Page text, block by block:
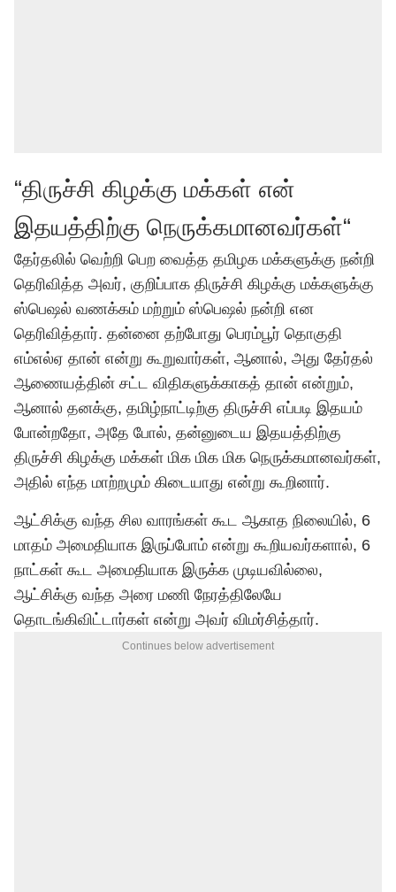
“திருச்சி கிழக்கு மக்கள் என்
இதயத்திற்கு நெருக்கமானவர்கள்“
தேர்தலில் வெற்றி பெற வைத்த தமிழக மக்களுக்கு நன்றி
தெரிவித்த அவர், குறிப்பாக திருச்சி கிழக்கு மக்களுக்கு
ஸ்பெஷல் வணக்கம் மற்றும் ஸ்பெஷல் நன்றி என
தெரிவித்தார். தன்னை தற்போது பெரம்பூர் தொகுதி
எம்எல்ஏ தான் என்று கூறுவார்கள், ஆனால், அது தேர்தல்
ஆணையத்தின் சட்ட விதிகளுக்காகத் தான் என்றும்,
ஆனால் தனக்கு, தமிழ்நாட்டிற்கு திருச்சி எப்படி இதயம்
போன்றதோ, அதே போல், தன்னுடைய இதயத்திற்கு
திருச்சி கிழக்கு மக்கள் மிக மிக மிக நெருக்கமானவர்கள்,
அதில் எந்த மாற்றமும் கிடையாது என்று கூறினார்.
ஆட்சிக்கு வந்த சில வாரங்கள் கூட ஆகாத நிலையில், 6
மாதம் அமைதியாக இருப்போம் என்று கூறியவர்களால், 6
நாட்கள் கூட அமைதியாக இருக்க முடியவில்லை,
ஆட்சிக்கு வந்த அரை மணி நேரத்திலேயே
தொடங்கிவிட்டார்கள் என்று அவர் விமர்சித்தார்.
Continues below advertisement